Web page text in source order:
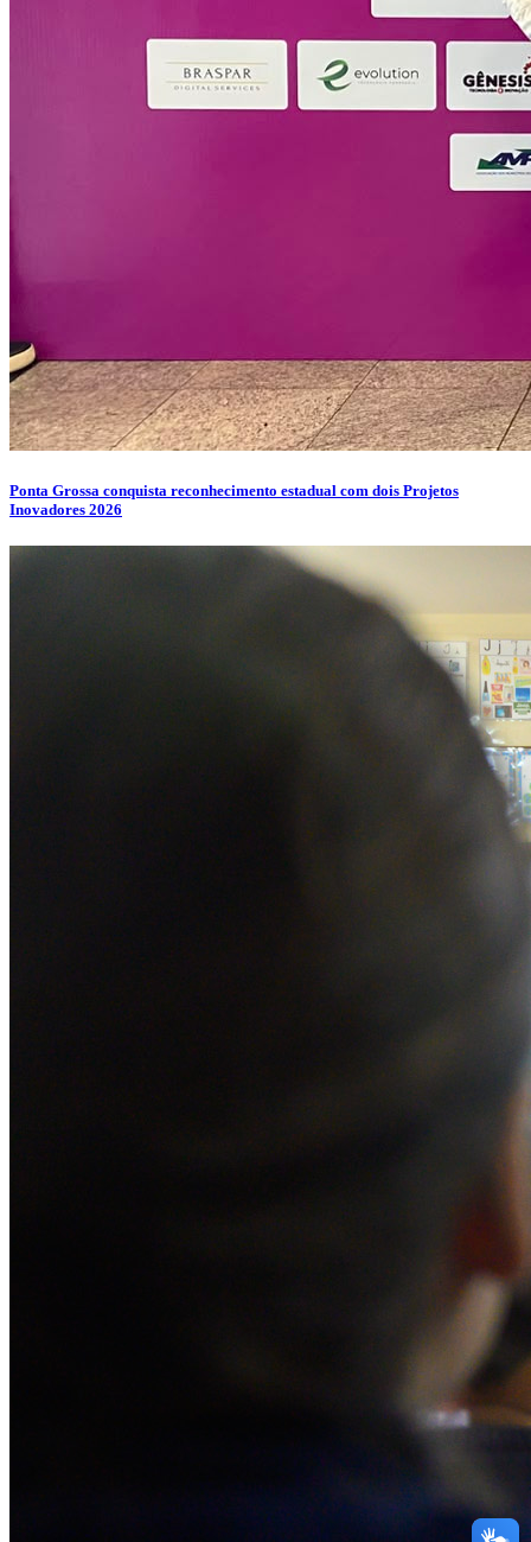
Ponta Grossa conquista reconhecimento estadual com dois Projetos
Inovadores 2026